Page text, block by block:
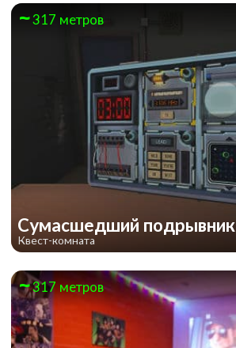
317 метров
Сумасшедший подрывник
Квест-комната
317 метров